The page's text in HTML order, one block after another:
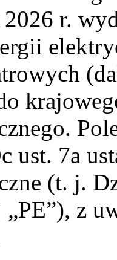
r.
ust. 7a
(t. j.
z